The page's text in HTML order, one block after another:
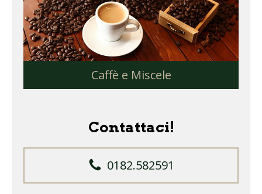
Caffè e Miscele
Contattaci!
0182.582591